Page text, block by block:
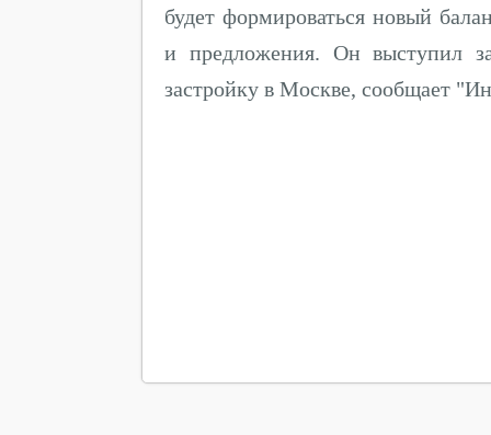
будет формироваться новый
и предложения. Он выступил
застройку в Москве, сообщает